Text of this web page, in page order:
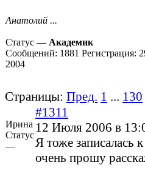
Анатолий ...
Статус — Академик
Сообщений: 1881 Регистрация:
2004
Страницы: Пред. 1 ... 130
Ирина
Статус
—
#1311
12 Июля 2006 в
Я тоже записалась
очень прошу